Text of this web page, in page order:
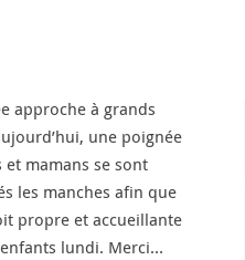
approche à grands
une poignée
et mamans se sont
les manches afin que
propre et accueillante
lundi. Merci…